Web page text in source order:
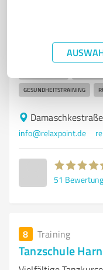
Gesundheits- &
Ziel, unser Ziel
GESUNDHEITSTRAINING
info@relaxpoint.de
51
8 Training
Tanzschule